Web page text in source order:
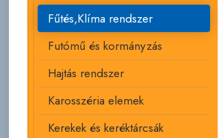
Fűtés,Klíma rendszer
Futómű és kormányzás
Hajtás rendszer
Karosszéria elemek
Kerekek és keréktárcsák